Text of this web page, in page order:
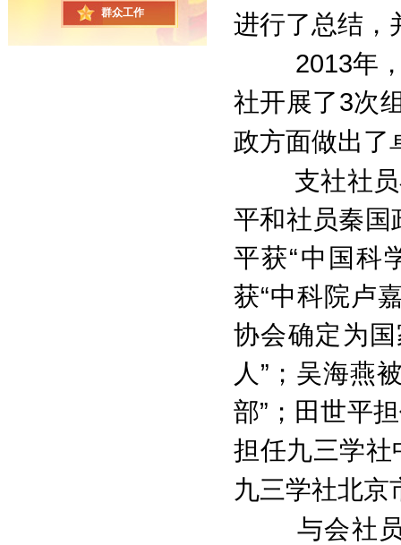
群众工作
进行了总结，
2013年
社开展了3次
政方面做出了
支社社
平和社员秦国
平获“中国科
获“中科院卢
协会确定为
人”；吴海燕
部”； 田世平
担任九三学
九三学社北京
与会社